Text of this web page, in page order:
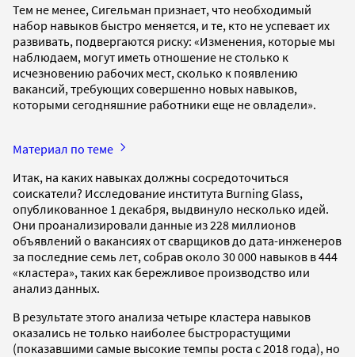
Тем не менее, Сигельман признает, что необходимый
набор навыков быстро меняется, и те, кто не успевает их
развивать, подвергаются риску: «Изменения, которые мы
наблюдаем, могут иметь отношение не столько к
исчезновению рабочих мест, сколько к появлению
вакансий, требующих совершенно новых навыков,
которыми сегодняшние работники еще не овладели».
Материал по теме
Итак, на каких навыках должны сосредоточиться
соискатели? Исследование института Burning Glass,
опубликованное 1 декабря, выдвинуло несколько идей.
Они проанализировали данные из 228 миллионов
объявлений о вакансиях от сварщиков до дата-инженеров
за последние семь лет, собрав около 30 000 навыков в 444
«кластера», таких как бережливое производство или
анализ данных.
В результате этого анализа четыре кластера навыков
оказались не только наиболее быстрорастущими
(показавшими самые высокие темпы роста с 2018 года), но